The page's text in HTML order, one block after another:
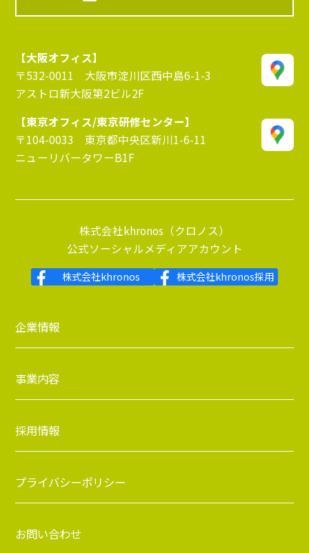
【大阪オフィス】
〒532-0011 大阪市淀川区西中島6-1-3
アストロ新大阪第2ビル2F
【東京オフィス/東京研修センター】
〒104-0033 東京都中央区新川1-6-11
ニューリバータワーB1F
株式会社khronos（クロノス）
公式ソーシャルメディアアカウント
株式会社khronos 株式会社khronos採用
企業情報
事業内容
採用情報
プライバシーポリシー
お問い合わせ